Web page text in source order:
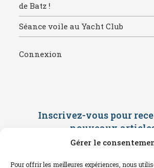
Gérer le
Pour offrir les meilleures expériences, nous
de Batz !
Séance voile au Yacht Club
Connexion
Inscrivez-vous pour
nouveaux
Saisissez ci-dessous votre